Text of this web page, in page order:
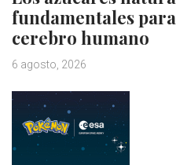
fundamentales
cerebro humano
6 agosto, 2026